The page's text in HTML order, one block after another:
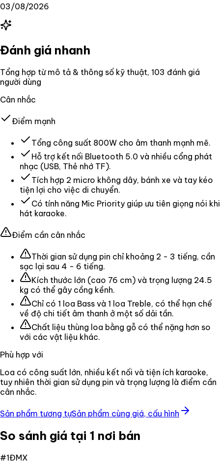
03/08/2026
Đánh giá nhanh
Tổng hợp từ mô tả & thông số kỹ thuật, 103 đánh giá
người dùng
Cân nhắc
Điểm mạnh
Tổng công suất 800W cho âm thanh mạnh mẽ.
Hỗ trợ kết nối Bluetooth 5.0 và nhiều cổng phát
nhạc (USB, Thẻ nhớ TF).
Tích hợp 2 micro không dây, bánh xe và tay kéo
tiện lợi cho việc di chuyển.
Có tính năng Mic Priority giúp ưu tiên giọng nói khi
hát karaoke.
Điểm cần cân nhắc
Thời gian sử dụng pin chỉ khoảng 2 - 3 tiếng, cần
sạc lại sau 4 - 6 tiếng.
Kích thước lớn (cao 76 cm) và trọng lượng 24.5
kg có thể gây cồng kềnh.
Chỉ có 1 loa Bass và 1 loa Treble, có thể hạn chế
về độ chi tiết âm thanh ở một số dải tần.
Chất liệu thùng loa bằng gỗ có thể nặng hơn so
với các vật liệu khác.
Phù hợp với
Loa có công suất lớn, nhiều kết nối và tiện ích karaoke,
tuy nhiên thời gian sử dụng pin và trọng lượng là điểm cần
cân nhắc.
Sản phẩm tương tựSản phẩm cùng giá, cấu hình
So sánh giá tại 1 nơi bán
#1ĐMX